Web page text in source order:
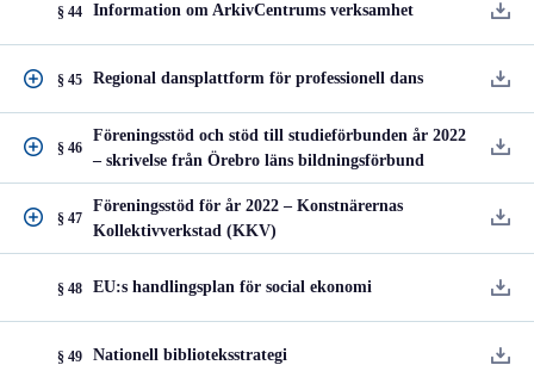
§ 44 Information om ArkivCentrums verksamhet
§ 45 Regional dansplattform för professionell dans
§ 46
Föreningsstöd och stöd till studieförbunden år 2022
– skrivelse från Örebro läns bildningsförbund
§ 47
Föreningsstöd för år 2022 – Konstnärernas
Kollektivverkstad (KKV)
§ 48 EU:s handlingsplan för social ekonomi
§ 49 Nationell biblioteksstrategi